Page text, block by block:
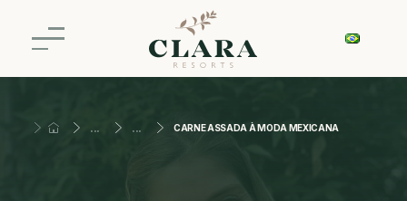
CARNE ASSADA À MODA MEXICANA